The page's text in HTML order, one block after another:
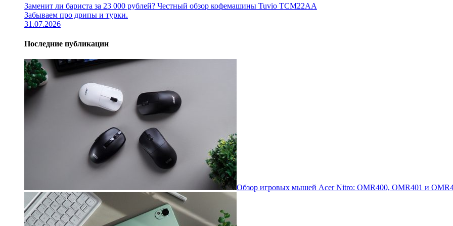
Заменит ли бариста за 23 000 рублей? Честный обзор кофемашины Tuvio TCM22AA
Забываем про дрипы и турки.
31.07.2026
Последние публикации
Обзор игровых мышей Acer Nitro: OMR400, OMR401 и